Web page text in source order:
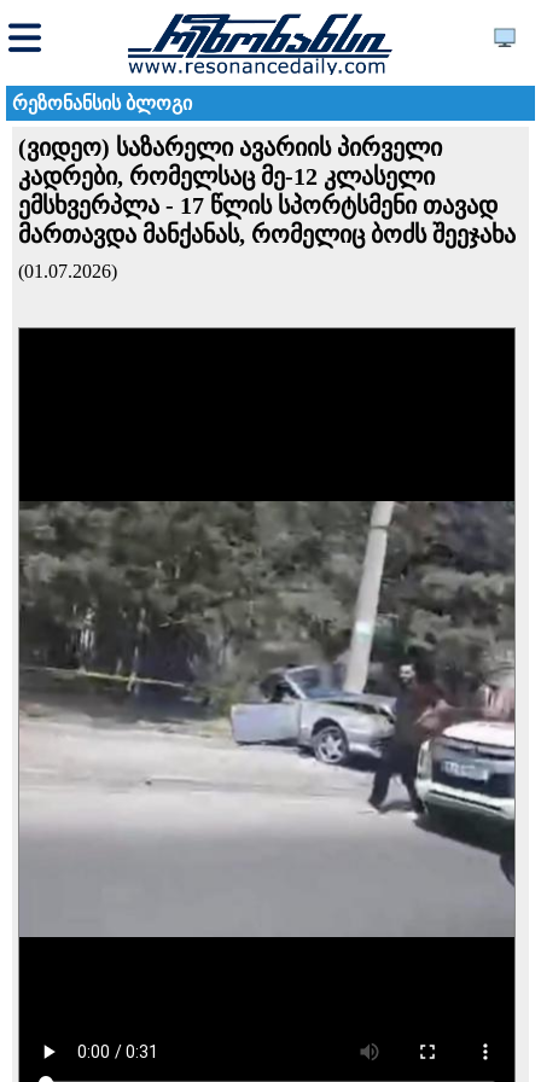
რეზონანსის ბლოგი
(ვიდეო) საზარელი ავარიის პირველი
კადრები, რომელსაც მე-12 კლასელი
ემსხვერპლა - 17 წლის სპორტსმენი თავად
მართავდა მანქანას, რომელიც ბოძს შეეჯახა
(01.07.2026)